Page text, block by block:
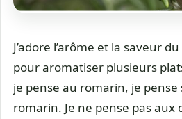
J’adore l’arôme et la saveur
pour aromatiser plusieurs
je pense au romarin, je
romarin. Je ne pense pas